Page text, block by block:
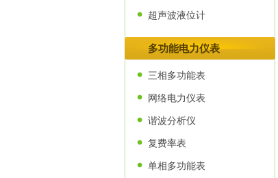
超声波液位计
多功能电力仪表
三相多功能表
网络电力仪表
谐波分析仪
复费率表
单相多功能表